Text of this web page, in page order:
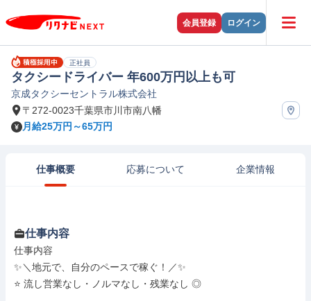
会員登録 ログイン
正社員
タクシードライバー 年600万円以上も可
京成タクシーセントラル株式会社
〒272-0023千葉県市川市南八幡
月給25万円～65万円
仕事概要 応募について 企業情報
仕事内容
仕事内容
✨＼地元で、自分のペースで稼ぐ！／✨
⭐ 流し営業なし・ノルマなし・残業なし ◎